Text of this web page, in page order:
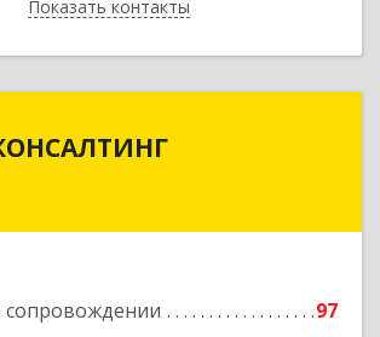
Показать контакты
Назад
сопровождении
97
обл, Обнинск г, Курчатова ул,